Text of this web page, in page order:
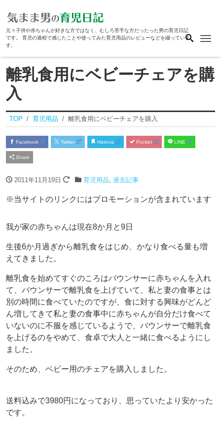
元々子供や赤ちゃんが好きな方ではなく、むしろ苦手な方だったった男の育児日記
です。 育児の過程で感じたことや使ってみた育児用品のレビューなどを綴っていま
す。
離乳食用にベビーチェアを購
入
TOP 育児用品 離乳食用にベビーチェアを購入
Facebook Twitter Hatena Pocket LINE
Share
2011年11月19日 育児用品 過去記事
※当サイトのリンクにはプロモーションが含まれています
我が家の赤ちゃんは現在8か月と9日
生後6か月過ぎから離乳食をはじめ、かなり食べる量も増
えてきました。
離乳食を始めてすぐのころはバウンサーに赤ちゃんを入れ
て、バウンサーで離乳食を上げていて、私と妻の食事とは
別の時間に食べていたのですが、食に対する興味がどんど
ん増してきて私と妻の食事中に赤ちゃんが自分だけ食べて
いないのに不服を感じているようで、バウンサーで離乳食
を上げるのをやめて、食卓で大人と一緒に食べるようにし
ました。
そのため、ベビー用のチェアを購入しました。
送料込みで3980円になっており、思っていたより安かった
です。